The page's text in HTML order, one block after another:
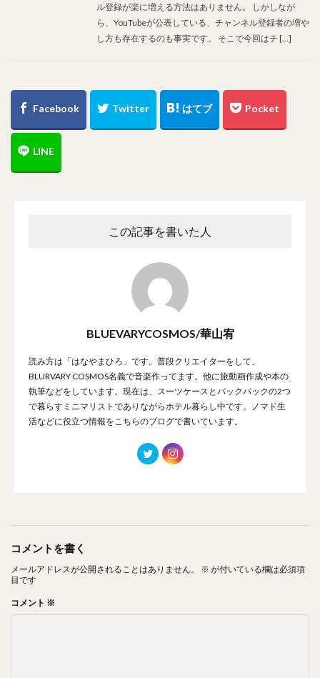
ル登録が楽に増える方法はありません。 しかしなが
ら、YouTubeが公表している、チャンネル登録者の増や
し方も存在するのも事実です。 そこで今回はチ […]
この記事を書いた人
BLUEVARYCOSMOS/華山宥
読み方は「はなやまひろ」です。普段クリエイターをして、
BLURVARY COSMOS名義で音楽作ってます。他に旅動画作成や本の
執筆などをしています。現在は、スーツケースとバックパックの2つ
で暮らすミニマリストでありながらホテル暮らし中です。ノマド生
活などに役立つ情報をこちらのブログで書いています。
コメントを書く
メールアドレスが公開されることはありません。 ※ が付いている欄は必須項
目です
コメント ※